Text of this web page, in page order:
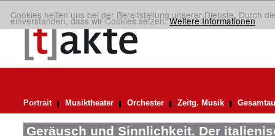
Cookies helfen uns bei der Bereitstellung unserer Dienste. Durch
einverstanden, dass wir Cookies setzen.Weitere Informationen
Portrait Musiktheater Orchester Zeitg. Musik
Geräusch und Sinnlichkeit. Der